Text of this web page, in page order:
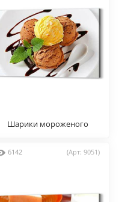
Шарики мороженого
6142 (Арт: 9051)